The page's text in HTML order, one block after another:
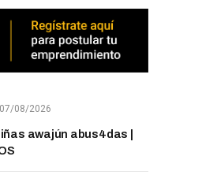
07/08/2026
awajún abus4das |